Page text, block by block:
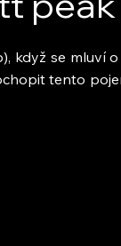
když se mluví
tento